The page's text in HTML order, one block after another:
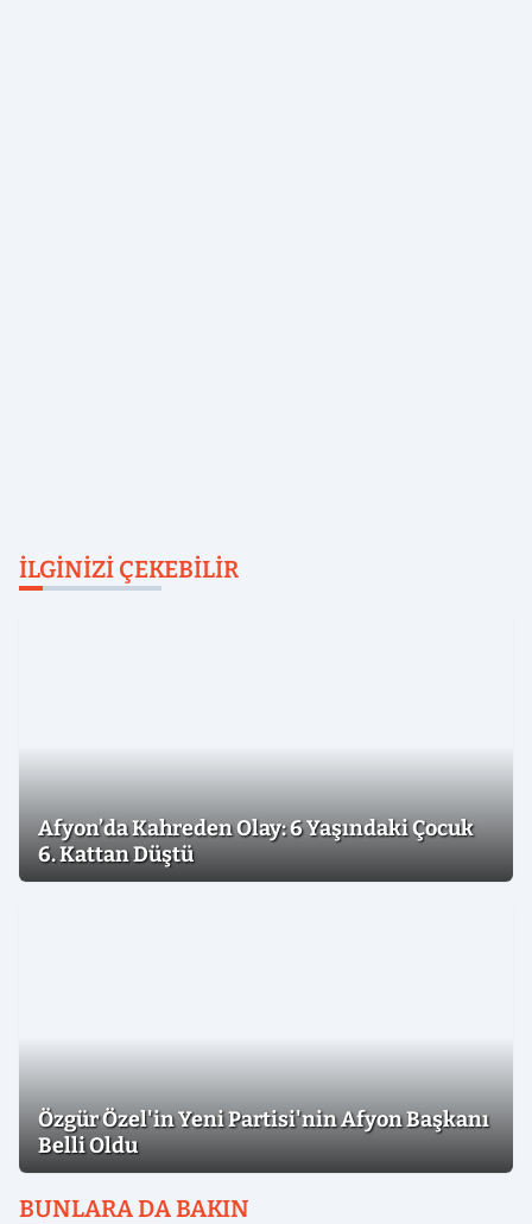
İLGINIZI ÇEKEBILIR
Afyon’da Kahreden Olay: 6 Yaşındaki Çocuk
6. Kattan Düştü
Özgür Özel'in Yeni Partisi'nin Afyon Başkanı
Belli Oldu
BUNLARA DA BAKIN